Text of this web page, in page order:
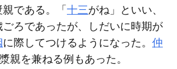
である。「 十三がね」といい、
ろであったが、しだいに時期が
に際してつけるようになった。 仲
親を兼ねる例もあった。